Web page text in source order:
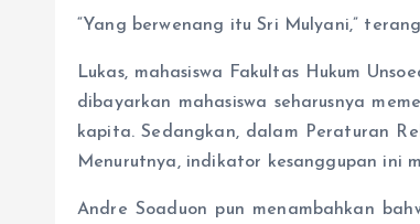
“Yang berwenang itu Sri Mulyani,”
Lukas, mahasiswa Fakultas Hukum
dibayarkan mahasiswa seharusnya
kapita. Sedangkan, dalam Peraturan
Menurutnya, indikator kesanggupan ini
Andre Soaduon pun menambahkan